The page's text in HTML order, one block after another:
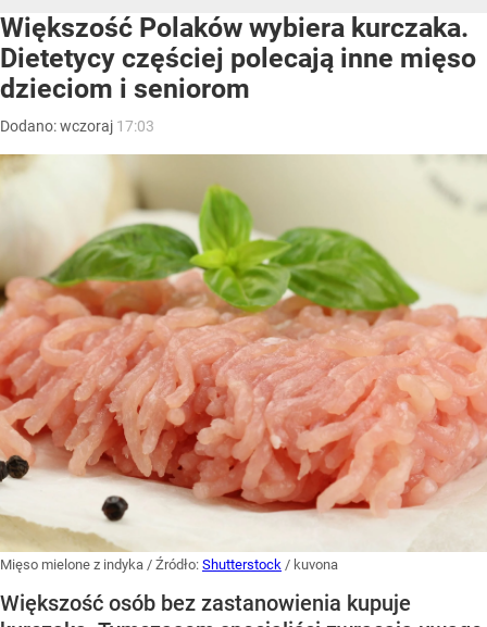
Większość Polaków wybiera kurczaka.
Dietetycy częściej polecają inne mięso
dzieciom i seniorom
Dodano:wczoraj 17:03
Mięso mielone z indyka / Źródło: Shutterstock / kuvona
Większość osób bez zastanowienia kupuje